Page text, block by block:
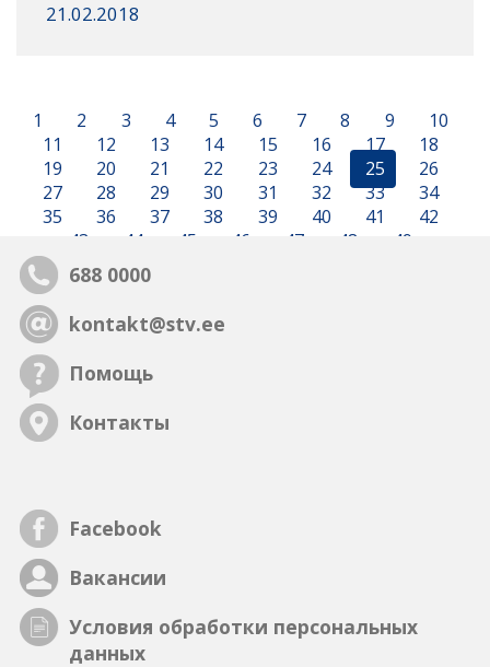
21.02.2018
1 2 3 4 5 6 7 8 9
10
11
12 13 14 15 16 17
18
19
20 21 22 23 24 25
26
27
28 29 30 31 32 33
34
35
36 37 38 39 40 41
42
43
44 45 46 47 48 49
688 0000
kontakt@stv.ee
Помощь
Контакты
Facebook
Вакансии
Условия обработки персональных
данных